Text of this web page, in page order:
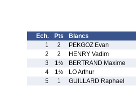
Ech. Pts Blancs
1
2 PEKGOZ Evan
2
2 HENRY Vadim
3
1½ BERTRAND Maxime
4
1½ LO Arthur
5
1 GUILLARD Raphael